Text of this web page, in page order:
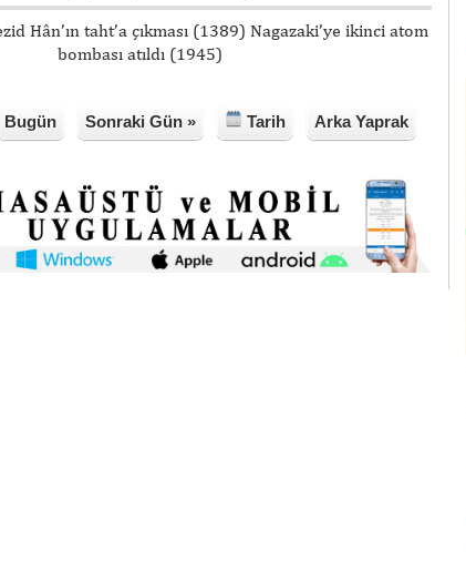
Hân’ın taht’a çıkması (1389) Nagazaki’ye ikinci atom
bombası atıldı (1945)
Bugün Sonraki Gün » Tarih Arka Yaprak